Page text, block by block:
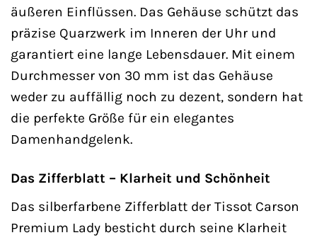
äußeren Einflüssen. Das Gehäuse schützt das
präzise Quarzwerk im Inneren der Uhr und
garantiert eine lange Lebensdauer. Mit einem
Durchmesser von 30 mm ist das Gehäuse
weder zu auffällig noch zu dezent, sondern hat
die perfekte Größe für ein elegantes
Damenhandgelenk.
Das Zifferblatt – Klarheit und Schönheit
Das silberfarbene Zifferblatt der Tissot Carson
Premium Lady besticht durch seine Klarheit